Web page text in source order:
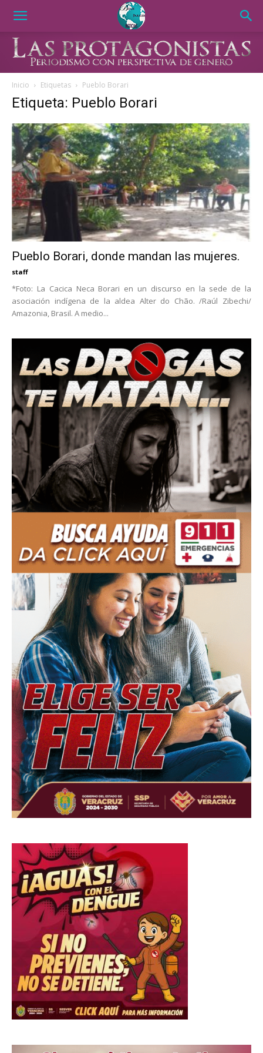
Inicio Etiquetas Pueblo Borari
Etiqueta: Pueblo Borari
Pueblo Borari, donde mandan las mujeres.
staff
*Foto: La Cacica Neca Borari en un discurso en la sede de la
asociación indígena de la aldea Alter do Chão. /Raúl Zibechi/
Amazonia, Brasil. A medio...